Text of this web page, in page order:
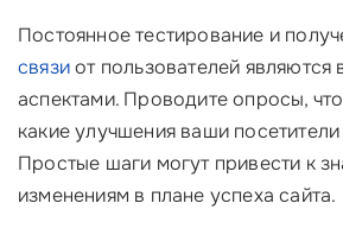
Постоянное тестирование и
связиот пользователей
аспектами. Проводите опросы,
какие улучшения ваши
Простые шаги могут привести к
изменениям в плане успеха сайта.